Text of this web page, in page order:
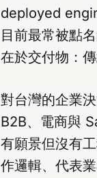
deployed
目前最常被點
在於交付物：
對台灣的企業
B2B、電商與
有願景但沒有
作邏輯、代表